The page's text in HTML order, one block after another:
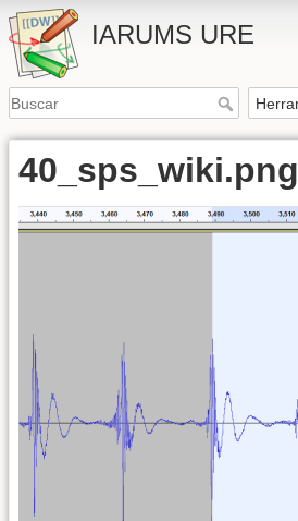
IARUMS URE
40_sps_wiki.png